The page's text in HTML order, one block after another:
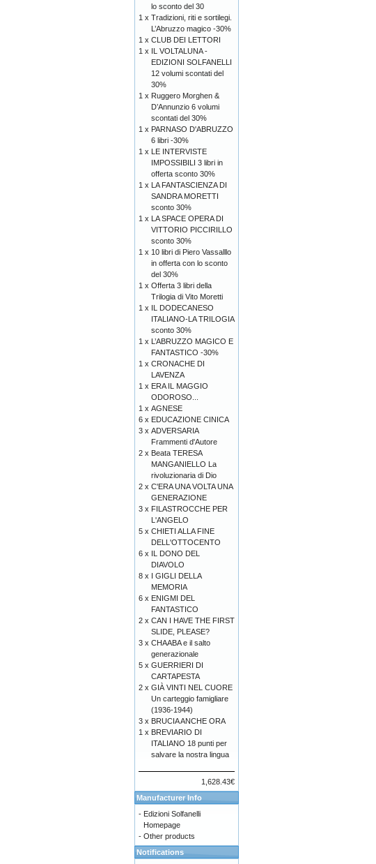
lo sconto del 30
1 x Tradizioni, riti e sortilegi.
L’Abruzzo magico -30%
1 x CLUB DEI LETTORI
1 x IL VOLTALUNA -
EDIZIONI SOLFANELLI
12 volumi scontati del
30%
1 x Ruggero Morghen &
D’Annunzio 6 volumi
scontati del 30%
1 x PARNASO D'ABRUZZO
6 libri -30%
1 x LE INTERVISTE
IMPOSSIBILI 3 libri in
offerta sconto 30%
1 x LA FANTASCIENZA DI
SANDRA MORETTI
sconto 30%
1 x LA SPACE OPERA DI
VITTORIO PICCIRILLO
sconto 30%
1 x 10 libri di Piero Vassalllo
in offerta con lo sconto
del 30%
1 x Offerta 3 libri della
Trilogia di Vito Moretti
1 x IL DODECANESO
ITALIANO-LA TRILOGIA
sconto 30%
1 x L’ABRUZZO MAGICO E
FANTASTICO -30%
1 x CRONACHE DI
LAVENZA
1 x ERA IL MAGGIO
ODOROSO...
1 x AGNESE
6 x EDUCAZIONE CINICA
3 x ADVERSARIA
Frammenti d'Autore
2 x Beata TERESA
MANGANIELLO La
rivoluzionaria di Dio
2 x C'ERA UNA VOLTA UNA
GENERAZIONE
3 x FILASTROCCHE PER
L'ANGELO
5 x CHIETI ALLA FINE
DELL'OTTOCENTO
6 x IL DONO DEL
DIAVOLO
8 x I GIGLI DELLA
MEMORIA
6 x ENIGMI DEL
FANTASTICO
2 x CAN I HAVE THE FIRST
SLIDE, PLEASE?
3 x CHAABA e il salto
generazionale
5 x GUERRIERI DI
CARTAPESTA
2 x GIÀ VINTI NEL CUORE
Un carteggio famigliare
(1936-1944)
3 x BRUCIA ANCHE ORA
1 x BREVIARIO DI
ITALIANO 18 punti per
salvare la nostra lingua
1,628.43€
Manufacturer Info
- Edizioni Solfanelli
Homepage
- Other products
Notifications